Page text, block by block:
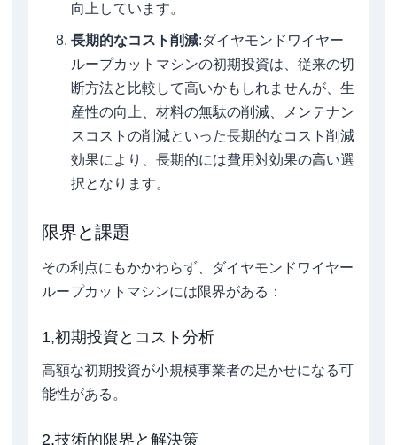
向上しています。
長期的なコスト削減:ダイヤモンドワイヤー
ループカットマシンの初期投資は、従来の切
断方法と比較して高いかもしれませんが、生
産性の向上、材料の無駄の削減、メンテナン
スコストの削減といった長期的なコスト削減
効果により、長期的には費用対効果の高い選
択となります。
限界と課題
その利点にもかかわらず、ダイヤモンドワイヤー
ループカットマシンには限界がある：
1,初期投資とコスト分析
高額な初期投資が小規模事業者の足かせになる可
能性がある。
2,技術的限界と解決策